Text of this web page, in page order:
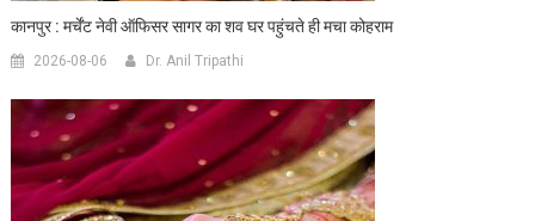
कानपुर : मर्चेंट नेवी ऑफिसर सागर का शव घर पहुंचते ही मचा कोहराम
2026-08-06 Dr. Anil Tripathi